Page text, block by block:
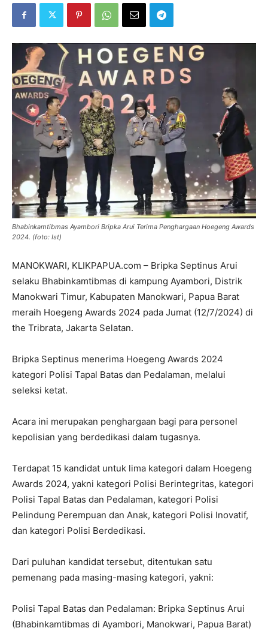
Bhabinkamtibmas Ayambori Bripka Arui Terima Penghargaan Hoegeng Awards
2024. (foto: Ist)
MANOKWARI, KLIKPAPUA.com – Bripka Septinus Arui
selaku Bhabinkamtibmas di kampung Ayambori, Distrik
Manokwari Timur, Kabupaten Manokwari, Papua Barat
meraih Hoegeng Awards 2024 pada Jumat (12/7/2024) di
the Tribrata, Jakarta Selatan.
Bripka Septinus menerima Hoegeng Awards 2024
kategori Polisi Tapal Batas dan Pedalaman, melalui
seleksi ketat.
Acara ini merupakan penghargaan bagi para personel
kepolisian yang berdedikasi dalam tugasnya.
Terdapat 15 kandidat untuk lima kategori dalam Hoegeng
Awards 2024, yakni kategori Polisi Berintegritas, kategori
Polisi Tapal Batas dan Pedalaman, kategori Polisi
Pelindung Perempuan dan Anak, kategori Polisi Inovatif,
dan kategori Polisi Berdedikasi.
Dari puluhan kandidat tersebut, ditentukan satu
pemenang pada masing-masing kategori, yakni:
Polisi Tapal Batas dan Pedalaman: Bripka Septinus Arui
(Bhabinkamtibmas di Ayambori, Manokwari, Papua Barat)